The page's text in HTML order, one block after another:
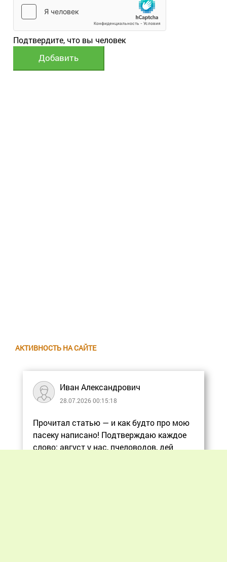
Подтвердите, что вы человек
АКТИВНОСТЬ НА САЙТЕ
Иван Александрович
28.07.2026 00:15:18
Прочитал статью — и как будто про мою
пасеку написано! Подтверждаю каждое
слово: август у нас, пчеловодов, дей